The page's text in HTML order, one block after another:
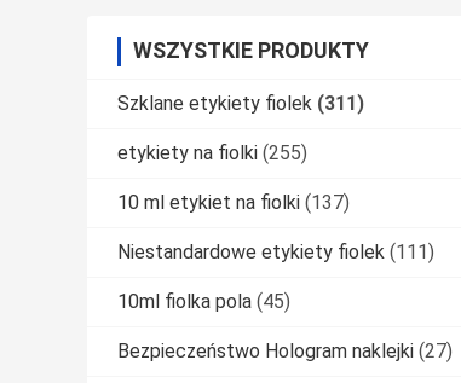
WSZYSTKIE PRODUKTY
Szklane etykiety fiolek (311)
etykiety na fiolki (255)
10 ml etykiet na fiolki (137)
Niestandardowe etykiety fiolek (111)
10ml fiolka pola (45)
Bezpieczeństwo Hologram naklejki (27)